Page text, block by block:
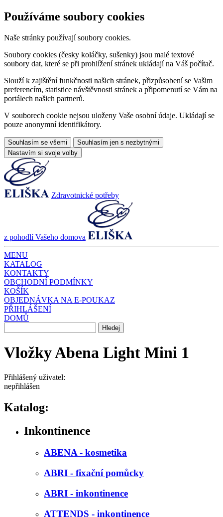
Používáme soubory cookies
Naše stránky používají soubory cookies.
Soubory cookies (česky koláčky, sušenky) jsou malé textové
soubory dat, které se při prohlížení stránek ukládají na Váš počítač.
Slouží k zajištění funkčnosti našich stránek, přizpůsobení se Vašim
preferencím, statistice návštěvnosti stránek a připomenutí se Vám na
portálech našich partnerů.
V souborech cookie nejsou uloženy Vaše osobní údaje. Ukládají se
pouze anonymní identifikátory.
Souhlasím se všemi
Souhlasím jen s nezbytnými
Nastavím si svoje volby
Zdravotnické potřeby
z pohodlí Vašeho domova
MENU
KATALOG
KONTAKTY
OBCHODNÍ PODMÍNKY
KOŠÍK
OBJEDNÁVKA NA E-POUKAZ
PŘIHLÁŠENÍ
DOMŮ
Vložky Abena Light Mini 1
Přihlášený uživatel:
nepřihlášen
Katalog:
Inkontinence
ABENA - kosmetika
ABRI - fixační pomůcky
ABRI - inkontinence
ATTENDS - inkontinence